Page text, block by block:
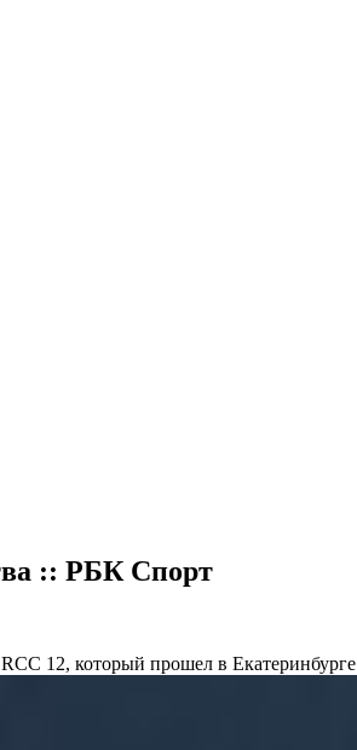
:: РБК Спорт
12, который прошел в Екатеринбурге